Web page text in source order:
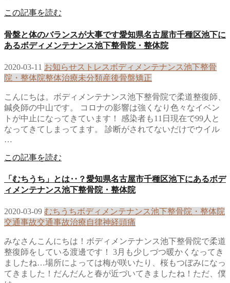
この記事を読む
骨盤と体のバランスが大事です愛知県名古屋市千種区池下に
あるボディメンテナンス池下整骨院・整体院
2020-03-11 お知らせストレス ボディメンテナンス池下整骨
院・整体院整体治療未分類産後骨盤矯正
こんにちは。ボディメンテナンス池下整骨院で柔道整復師、
鍼灸師の中山です。 コロナの影響は強くなり色々なイベン
トが中止になってきています！ 感染者も11日現在で99人と
なってきてしまってます。 診断がされてないだけでウイル
…
この記事を読む
「むちうち」とは‥？愛知県名古屋市千種区池下にあるボデ
ィメンテナンス池下整骨院・整体院
2020-03-09 むちうちボディメンテナンス池下整骨院・整体院
交通事故交通事故治療自律神経頭痛
みなさんこんにちは！ボディメンテナンス池下整骨院で柔道
整復師をしている渡邊です！ 3月も少しづつ暖かくなってき
ましたね…場所によっては梅が咲いたり、桜もつぼみになっ
てきました！だんだんと春が近づいてきましたね！ただ、僕